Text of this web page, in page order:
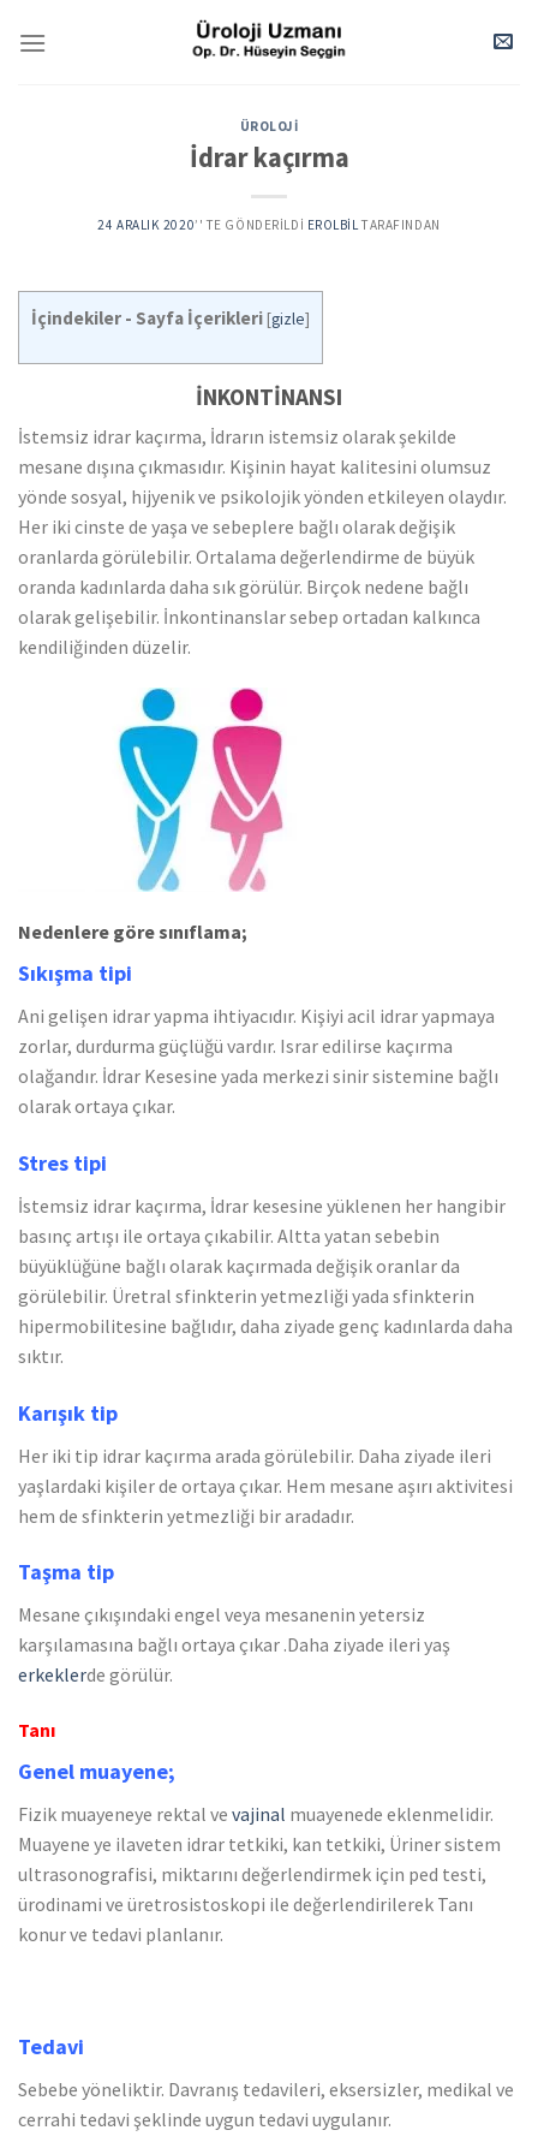
ÜROLOJI
İdrar kaçırma
24 ARALIK 2020’' TE GÖNDERILDI EROLBIL TARAFINDAN
İçindekiler - Sayfa İçerikleri[gizle]
İNKONTİNANSI
İstemsiz idrar kaçırma, İdrarın istemsiz olarak şekilde
mesane dışına çıkmasıdır. Kişinin hayat kalitesini olumsuz
yönde sosyal, hijyenik ve psikolojik yönden etkileyen olaydır.
Her iki cinste de yaşa ve sebeplere bağlı olarak değişik
oranlarda görülebilir. Ortalama değerlendirme de büyük
oranda kadınlarda daha sık görülür. Birçok nedene bağlı
olarak gelişebilir. İnkontinanslar sebep ortadan kalkınca
kendiliğinden düzelir.
Nedenlere göre sınıflama;
Sıkışma tipi
Ani gelişen idrar yapma ihtiyacıdır. Kişiyi acil idrar yapmaya
zorlar, durdurma güçlüğü vardır. Israr edilirse kaçırma
olağandır. İdrar Kesesine yada merkezi sinir sistemine bağlı
olarak ortaya çıkar.
Stres tipi
İstemsiz idrar kaçırma, İdrar kesesine yüklenen her hangibir
basınç artışı ile ortaya çıkabilir. Altta yatan sebebin
büyüklüğüne bağlı olarak kaçırmada değişik oranlar da
görülebilir. Üretral sfinkterin yetmezliği yada sfinkterin
hipermobilitesine bağlıdır, daha ziyade genç kadınlarda daha
sıktır.
Karışık tip
Her iki tip idrar kaçırma arada görülebilir. Daha ziyade ileri
yaşlardaki kişiler de ortaya çıkar. Hem mesane aşırı aktivitesi
hem de sfinkterin yetmezliği bir aradadır.
Taşma tip
Mesane çıkışındaki engel veya mesanenin yetersiz
karşılamasına bağlı ortaya çıkar .Daha ziyade ileri yaş
erkeklerde görülür.
Tanı
Genel muayene;
Fizik muayeneye rektal ve vajinal muayenede eklenmelidir.
Muayene ye ilaveten idrar tetkiki, kan tetkiki, Üriner sistem
ultrasonografisi, miktarını değerlendirmek için ped testi,
ürodinami ve üretrosistoskopi ile değerlendirilerek Tanı
konur ve tedavi planlanır.
Tedavi
Sebebe yöneliktir. Davranış tedavileri, eksersizler, medikal ve
cerrahi tedavi şeklinde uygun tedavi uygulanır.